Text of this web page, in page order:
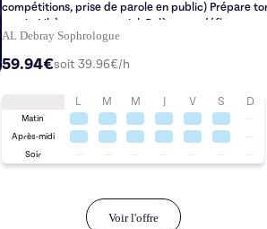
compétitions, prise de parole en public) Prépare
esprit, Libère ton potentiel: Relève tes défis
AL Debray Sophrologue
59.94€soit 39.96€/h
L M M J V S D
Matin
Après-midi
Soir
Voir l'offre